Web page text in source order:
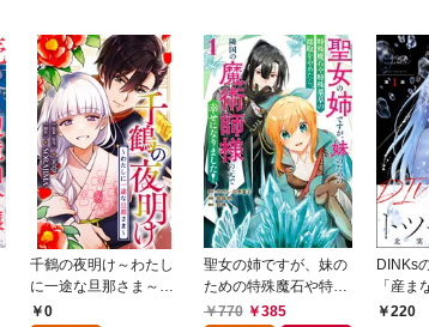
千鶴の夜明け～わたし
に一途な旦那さま～
【分冊版】 1話「北条
0
聖女の姉ですが、妹の
ための特殊魔石や特殊
薬草の採取をやめた
770 385
DINKs
「産ま
ですか
220